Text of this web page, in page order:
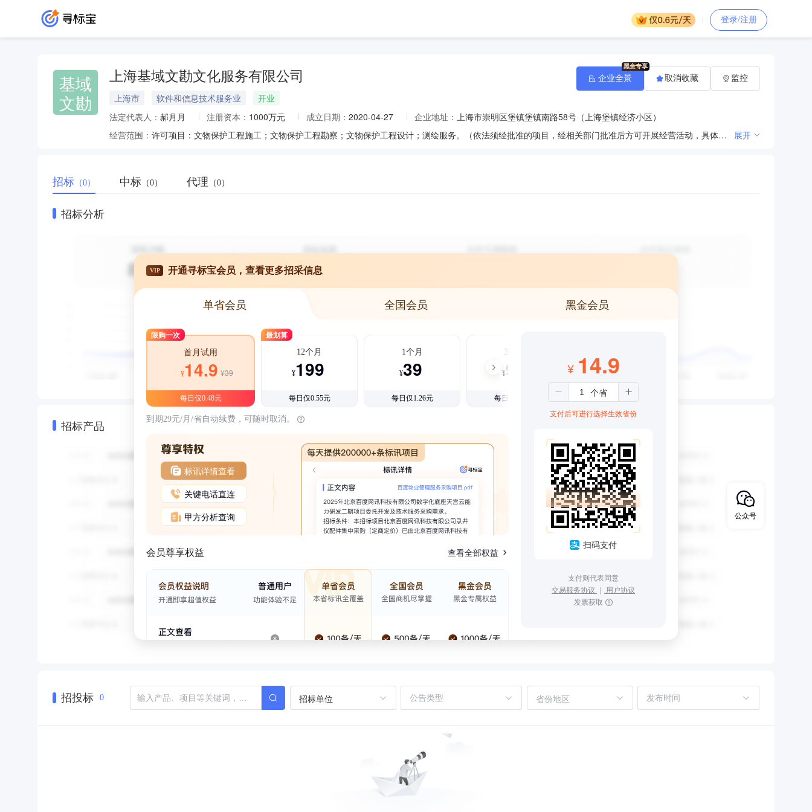
登录/注册
基域
文勘
上海基域文勘文化服务有限公司
上海市 软件和信息技术服务业
开业
法定代表人： 郝月月 注册资本： 1000万元 成立日期： 2020-04-27 企业地址： 上海市崇明区堡镇堡镇南路58号（上海堡镇经济小区）
经营范围：
许可项目：文物保护工程施工；文物保护工程勘察；文物保护工程设计；测绘服务。（依法须经批准的项目，经相关部门批准后方可开展经营活动，具体经营项目以相关部门批准文件或许可证件为准） 一般项目：组织文化艺术交流活动；其他文化艺术经纪代理；信息、计算机科技领域内的技术开发、技术咨询、技术服务、技术转让；文物文化遗址保护服务；非物质文化遗产保护；工程管理服务；艺（美）术品、收藏品鉴定评估服务；地质勘查技术服务；大数据服务；社会经济咨询服务；信息技术咨询服务；平面设计；3D打印服务；专业设计服务；数据处理服务；工程和技术研究和试验发展；生态环境材料销售；环境监测专用仪器仪表销售。（除依法须经批准的项目外，凭营业执照依法自主开展经营活动） 展开
企业全景 取消收藏 监控
招标 （0） 中标 （0） 代理 （0）
招标分析
招标产品
VIP 开通寻标宝会员，查看更多招采信息
单省会员 全国会员 黑金会员
限购一次
首月试用
¥14.9 ¥39
每日仅0.48元
最划算
12个月
¥199
每日仅0.55元
1个月
¥39
每日仅1.26元
3个月
¥99
每日仅1.08元
到期29元/月/省自动续费，可随时取消。
标讯详情查看
关键电话直连
甲方分析查询
会员尊享权益 查看全部权益
¥ 14.9
支付后可进行选择生效省份
扫码支付
支付则代表同意
交易服务协议 ｜ 用户协议
发票获取
招投标 0 招标单位 省份地区
公众号